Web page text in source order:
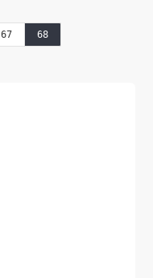
67 68